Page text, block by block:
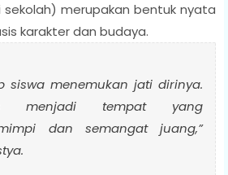
sekolah) merupakan bentuk nyata
karakter dan budaya.
siswa menemukan jati dirinya.
menjadi tempat yang
dan semangat juang,”